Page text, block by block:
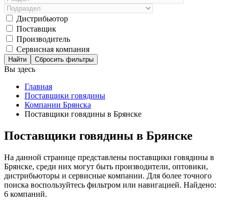
Дистрибьютор
Поставщик
Производитель
Сервисная компания
Сбросить фильтры
Вы здесь
Главная
Поставщики говядины
Компании Брянска
Поставщики говядины в Брянске
Поставщики говядины в Брянске
На данной странице представлены поставщики говядины в
Брянске, среди них могут быть производители, оптовики,
дистрибьюторы и сервисные компании. Для более точного
поиска воспользуйтесь фильтром или навигацией. Найдено:
6 компаний.